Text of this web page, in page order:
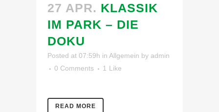
27 APR. KLASSIK
IM PARK – DIE
DOKU
Posted at 07:59h in Allgemein by admin
0 Comments
1 Like
READ MORE